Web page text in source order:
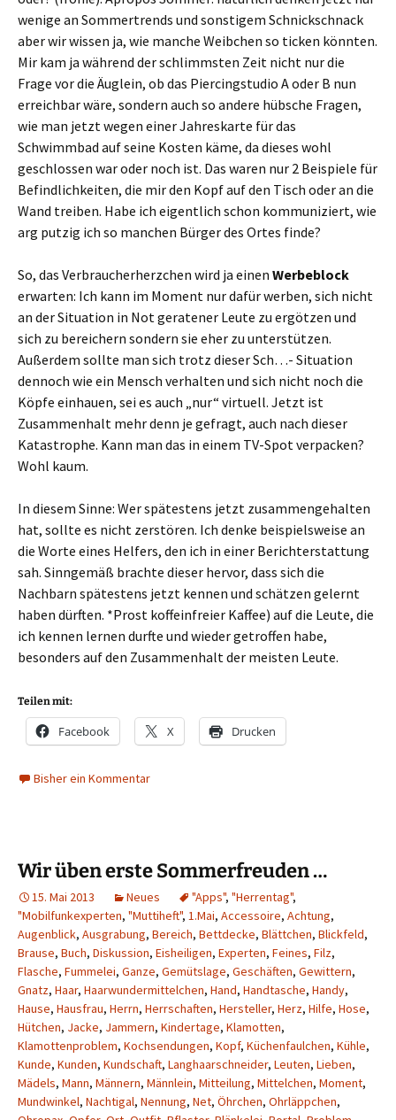
wenige an Sommertrends und sonstigem Schnickschnack
aber wir wissen ja, wie manche Weibchen so ticken könnten.
Mir kam ja während der schlimmsten Zeit nicht nur die
Frage vor die Äuglein, ob das Piercingstudio A oder B nun
erreichbar wäre, sondern auch so andere hübsche Fragen,
wie man jetzt wegen einer Jahreskarte für das
Schwimmbad auf seine Kosten käme, da dieses wohl
geschlossen war oder noch ist. Das waren nur 2 Beispiele für
Befindlichkeiten, die mir den Kopf auf den Tisch oder an die
Wand treiben. Habe ich eigentlich schon kommuniziert, wie
arg putzig ich so manchen Bürger des Ortes finde?
So, das Verbraucherherzchen wird ja einen Werbeblock
erwarten: Ich kann im Moment nur dafür werben, sich nicht
an der Situation in Not geratener Leute zu ergötzen und
sich zu bereichern sondern sie eher zu unterstützen.
Außerdem sollte man sich trotz dieser Sch…- Situation
dennoch wie ein Mensch verhalten und sich nicht noch die
Köpfe einhauen, sei es auch „nur“ virtuell. Jetzt ist
Zusammenhalt mehr denn je gefragt, auch nach dieser
Katastrophe. Kann man das in einem TV-Spot verpacken?
Wohl kaum.
In diesem Sinne: Wer spätestens jetzt zusammengehalten
hat, sollte es nicht zerstören. Ich denke beispielsweise an
die Worte eines Helfers, den ich in einer Berichterstattung
sah. Sinngemäß brachte dieser hervor, dass sich die
Nachbarn spätestens jetzt kennen und schätzen gelernt
haben dürften. *Prost koffeinfreier Kaffee) auf die Leute, die
ich kennen lernen durfte und wieder getroffen habe,
besonders auf den Zusammenhalt der meisten Leute.
Teilen mit:
Facebook X Drucken
Bisher ein Kommentar
Wir üben erste Sommerfreuden …
15. Mai 2013 Neues "Apps", "Herrentag",
"Mobilfunkexperten, "Muttiheft", 1.Mai, Accessoire, Achtung,
Augenblick, Ausgrabung, Bereich, Bettdecke, Blättchen, Blickfeld,
Brause, Buch, Diskussion, Eisheiligen, Experten, Feines, Filz,
Flasche, Fummelei, Ganze, Gemütslage, Geschäften, Gewittern,
Gnatz, Haar, Haarwundermittelchen, Hand, Handtasche, Handy,
Hause, Hausfrau, Herrn, Herrschaften, Hersteller, Herz, Hilfe, Hose,
Hütchen, Jacke, Jammern, Kindertage, Klamotten,
Klamottenproblem, Kochsendungen, Kopf, Küchenfaulchen, Kühle,
Kunde, Kunden, Kundschaft, Langhaarschneider, Leuten, Lieben,
Mädels, Mann, Männern, Männlein, Mitteilung, Mittelchen, Moment,
Mundwinkel, Nachtigal, Nennung, Net, Öhrchen, Ohrläppchen,